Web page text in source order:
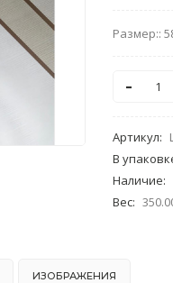
Размер::
-
Артикул:
В
Наличие:
Вес:
ИЗОБРАЖЕНИЯ